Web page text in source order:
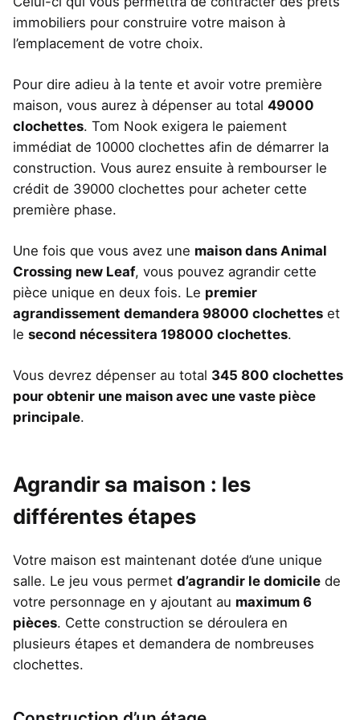
immobiliers pour construire votre maison à
l’emplacement de votre choix.
Pour dire adieu à la tente et avoir votre première
maison, vous aurez à dépenser au total 49000
clochettes. Tom Nook exigera le paiement
immédiat de 10000 clochettes afin de démarrer la
construction. Vous aurez ensuite à rembourser le
crédit de 39000 clochettes pour acheter cette
première phase.
Une fois que vous avez une maison dans Animal
Crossing new Leaf, vous pouvez agrandir cette
pièce unique en deux fois. Le premier
agrandissement demandera 98000 clochettes et
le second nécessitera 198000 clochettes.
Vous devrez dépenser au total 345 800 clochettes
pour obtenir une maison avec une vaste pièce
principale.
Agrandir sa maison : les
différentes étapes
Votre maison est maintenant dotée d’une unique
salle. Le jeu vous permet d’agrandir le domicile de
votre personnage en y ajoutant au maximum 6
pièces. Cette construction se déroulera en
plusieurs étapes et demandera de nombreuses
clochettes.